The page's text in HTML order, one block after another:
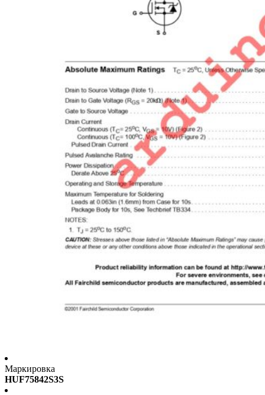
Маркировка
HUF75842S3S